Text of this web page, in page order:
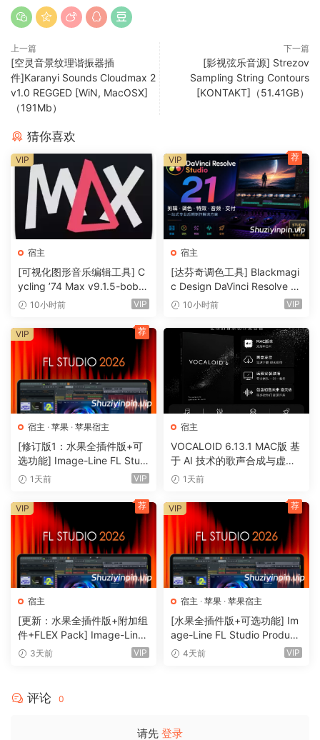
MAGIX.Samplitude.Pro.X8.Suite.v19.2.0.Incl.
Emulator-R2R
上一篇
[空灵音景纹理谐振器插
件]Karanyi Sounds Cloudmax 2
v1.0 REGGED [WiN, MacOSX]
（191Mb）
下一篇
[影视弦乐音源] Strezov
Sampling String Contours
[KONTAKT]（51.41GB）
猜你喜欢
宿主
[可视化图形音乐编辑工具] C
ycling ’74 Max v9.1.5-bobd
ule [WiN]（724MB）
10小时前 VIP
VIP
宿主
[达芬奇调色工具] Blackmagi
c Design DaVinci Resolve St
udio 21.0.4 Build 5 x64-R2R
10小时前 VIP
VIP 荐
宿主 · 苹果 · 苹果宿主
[修订版1：水果全插件版+可
选功能] Image-Line FL Studi
o Producer Edition v26.1.3.5
ptional Features REV 1-GUIS
EPPE[MacOSX]（1.1GB+33
0MB)
1天前 VIP
VIP 荐
宿主
VOCALOID 6.13.1 MAC版 基
于 AI 技术的歌声合成与虚拟
歌手制作软件 43套音色
1天前
宿主
[更新：水果全插件版+附加组
件+FLEX Pack] Image-Line
– FL Studio Producer Editio
ack [WiN]（1.06GB+2.0GB+
15.50GB）
3天前 VIP
VIP 荐
宿主 · 苹果 · 苹果宿主
[水果全插件版+可选功能] Im
age-Line FL Studio Produce
r Edition v26.1.3.5336 (All Pl
4天前 VIP
VIP 荐
评论 0
请先 登录